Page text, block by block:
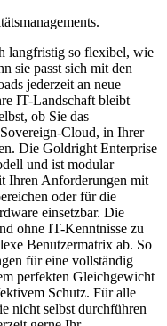
langfristig so flexibel, wie
sie passt sich mit den
jederzeit an neue
IT-Landschaft bleibt
ob Sie das
Cloud, in Ihrer
Die Goldright Enterprise
und ist modular
Ihren Anforderungen mit
oder für die
einsetzbar. Die
ohne IT-Kenntnisse zu
Benutzermatrix ab. So
für eine vollständig
perfekten Gleichgewicht
Schutz. Für alle
nicht selbst durchführen